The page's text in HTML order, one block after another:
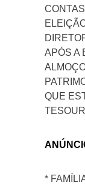
APÓS A
QUE
*